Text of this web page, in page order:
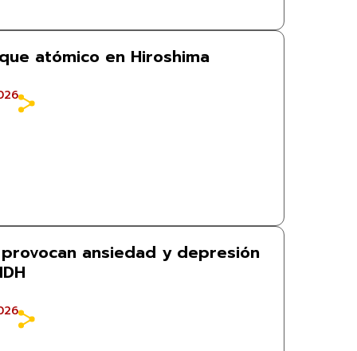
atómico en Hiroshima
ansiedad y depresión